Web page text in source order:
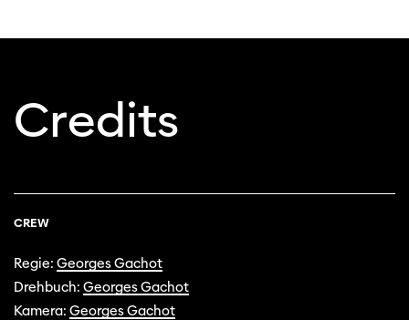
Credits
CREW
Regie: Georges Gachot
Drehbuch: Georges Gachot
Kamera: Georges Gachot